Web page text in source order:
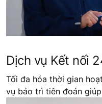
Dịch vụ Kết nối
Tối đa hóa thời gian
vụ bảo trì tiên đoán